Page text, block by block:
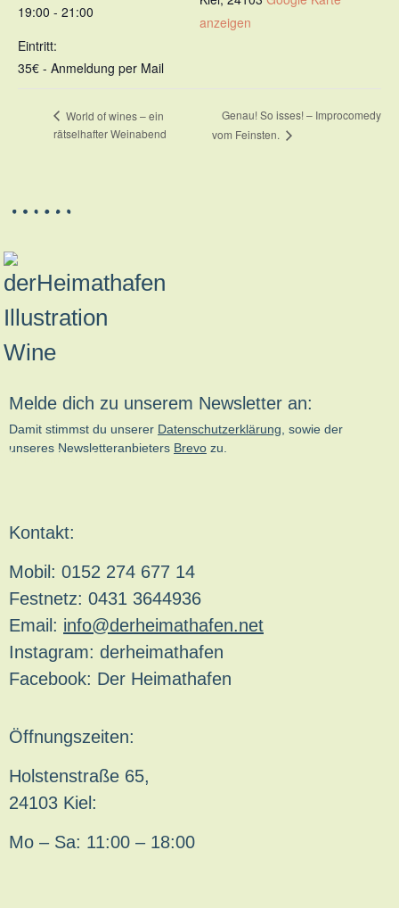
19:00 - 21:00
Eintritt:
35€ - Anmeldung per Mail
anzeigen
World of wines – ein
rätselhafter Weinabend
Genau! So isses! – Improcomedy
vom Feinsten.
Melde dich zu unserem Newsletter an:
Damit stimmst du unserer Datenschutzerklärung , sowie der
unseres Newsletteranbieters Brevo zu.
kn-online.de
Kontakt:
Mobil: 0152 274 677 14
Festnetz: 0431 3644936
Email: info@derheimathafen.net
Instagram: derheimathafen
Facebook: Der Heimathafen
Öffnungszeiten:
Holstenstraße 65,
24103 Kiel:
Mo – Sa: 11:00 – 18:00